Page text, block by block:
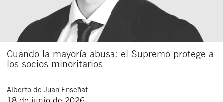
Cuando la mayoría abusa: el Supremo protege a
los socios minoritarios
Alberto de Juan Enseñat